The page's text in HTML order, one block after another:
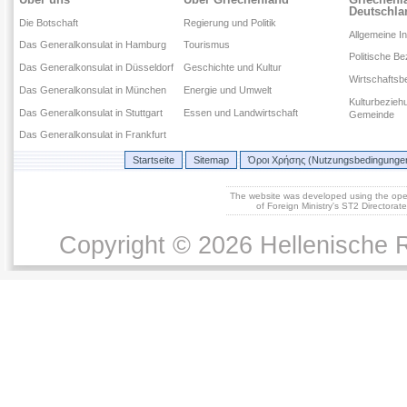
Die Botschaft
Das Generalkonsulat in Hamburg
Das Generalkonsulat in Düsseldorf
Das Generalkonsulat in München
Das Generalkonsulat in Stuttgart
Das Generalkonsulat in Frankfurt
Regierung und Politik
Tourismus
Geschichte und Kultur
Energie und Umwelt
Essen und Landwirtschaft
Allgemeine
Politische
Gemeinde
Startseite Sitemap Όροι Χρήσης
The website was developed using the
of Foreign Ministry's ST2
Copyright © 2026 Hellenische